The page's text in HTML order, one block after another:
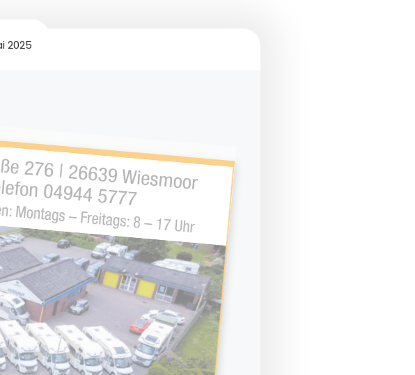
2025